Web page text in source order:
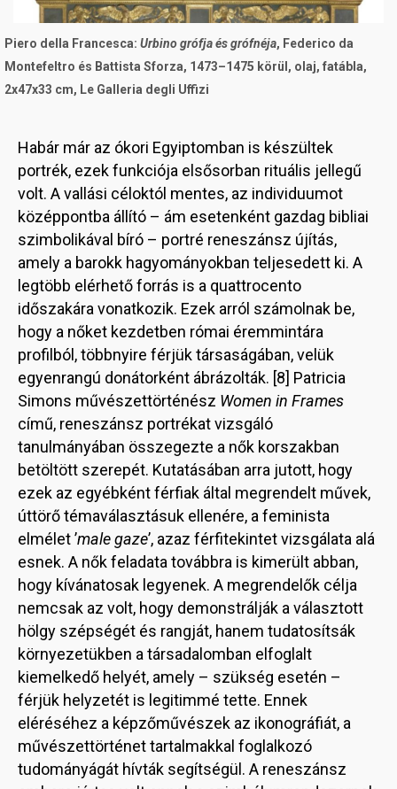
Piero della Francesca: Urbino grófja és grófnéja, Federico da
Montefeltro és Battista Sforza, 1473–1475 körül, olaj, fatábla,
2x47x33 cm, Le Galleria degli Uffizi
Habár már az ókori Egyiptomban is készültek
portrék, ezek funkciója elsősorban rituális jellegű
volt. A vallási céloktól mentes, az individuumot
középpontba állító – ám esetenként gazdag bibliai
szimbolikával bíró – portré reneszánsz újítás,
amely a barokk hagyományokban teljesedett ki. A
legtöbb elérhető forrás is a quattrocento
időszakára vonatkozik. Ezek arról számolnak be,
hogy a nőket kezdetben római éremmintára
profilból, többnyire férjük társaságában, velük
egyenrangú donátorként ábrázolták. [8] Patricia
Simons művészettörténész Women in Frames
című, reneszánsz portrékat vizsgáló
tanulmányában összegezte a nők korszakban
betöltött szerepét. Kutatásában arra jutott, hogy
ezek az egyébként férfiak által megrendelt művek,
úttörő témaválasztásuk ellenére, a feminista
elmélet ’male gaze’, azaz férfitekintet vizsgálata alá
esnek. A nők feladata továbbra is kimerült abban,
hogy kívánatosak legyenek. A megrendelők célja
nemcsak az volt, hogy demonstrálják a választott
hölgy szépségét és rangját, hanem tudatosítsák
környezetükben a társadalomban elfoglalt
kiemelkedő helyét, amely – szükség esetén –
férjük helyzetét is legitimmé tette. Ennek
eléréséhez a képzőművészek az ikonográfiát, a
művészettörténet tartalmakkal foglalkozó
tudományágát hívták segítségül. A reneszánsz